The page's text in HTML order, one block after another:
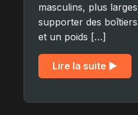
masculins, plus
supporter des
et un poids […]
Lire la suite ▶︎